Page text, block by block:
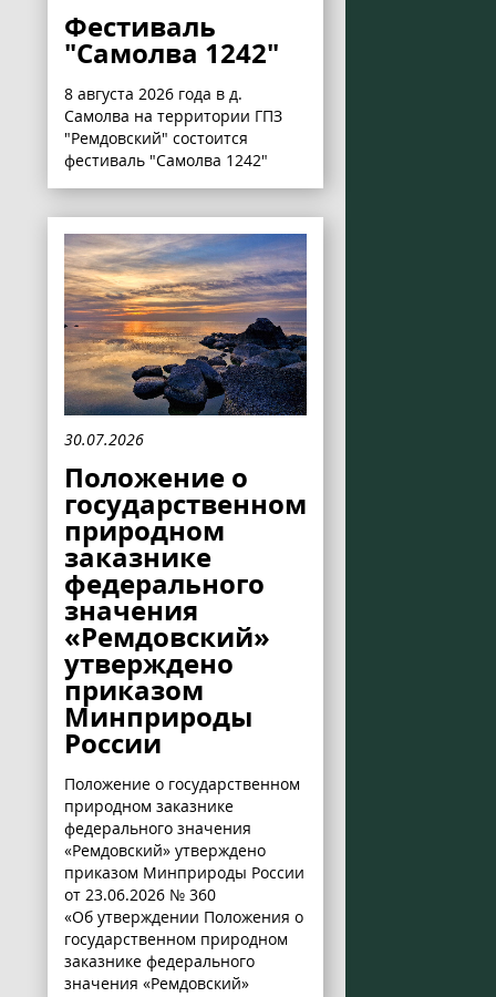
Фестиваль
"Самолва 1242"
8 августа 2026 года в д.
Самолва на территории ГПЗ
"Ремдовский" состоится
фестиваль "Самолва 1242"
30.07.2026
Положение о
государственном
природном
заказнике
федерального
значения
«Ремдовский»
утверждено
приказом
Минприроды
России
Положение о государственном
природном заказнике
федерального значения
«Ремдовский» утверждено
приказом Минприроды России
от 23.06.2026 № 360
«Об утверждении Положения о
государственном природном
заказнике федерального
значения «Ремдовский»